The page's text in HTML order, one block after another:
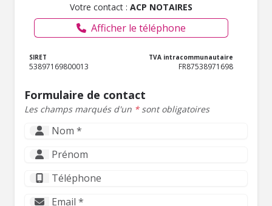
Votre contact : ACP NOTAIRES
Afficher le téléphone
SIRET
53897169800013
TVA intracommunautaire
FR87538971698
Formulaire de contact
Les champs marqués d'un *sont obligatoires